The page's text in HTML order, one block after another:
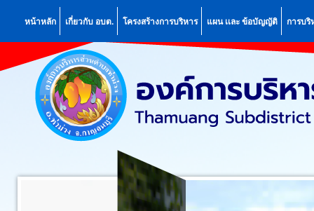
หน้าหลัก เกี่ยวกับ อบต. โครงสร้างการบริหาร แผน เเละ ข้อบัญญัติ การบริ